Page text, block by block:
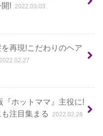
!
2022.03.03
再現!こだわりのヘア
2022.02.27
『ホットママ』主役に!
注目集まる
2022.02.26